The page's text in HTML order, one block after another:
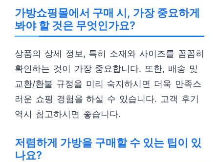
가방쇼핑몰에서 구매 시, 가장 중요하게
봐야 할 것은 무엇인가요?
상품의 상세 정보, 특히 소재와 사이즈를 꼼꼼히
확인하는 것이 가장 중요합니다. 또한, 배송 및
교환/환불 규정을 미리 숙지하시면 더욱 만족스
러운 쇼핑 경험을 하실 수 있습니다. 고객 후기
역시 참고하시면 좋습니다.
저렴하게 가방을 구매할 수 있는 팁이 있
나요?